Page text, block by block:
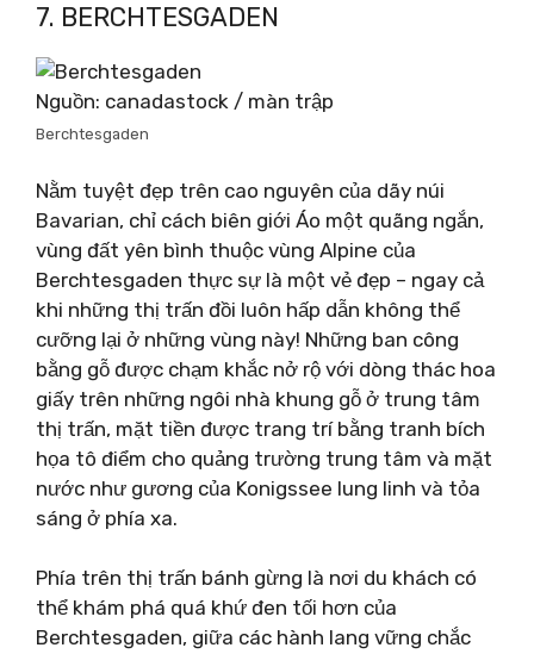
7. BERCHTESGADEN
Nguồn: canadastock / màn trập
Berchtesgaden
Nằm tuyệt đẹp trên cao nguyên của dãy núi
Bavarian, chỉ cách biên giới Áo một quãng ngắn,
vùng đất yên bình thuộc vùng Alpine của
Berchtesgaden thực sự là một vẻ đẹp – ngay cả
khi những thị trấn đồi luôn hấp dẫn không thể
cưỡng lại ở những vùng này! Những ban công
bằng gỗ được chạm khắc nở rộ với dòng thác hoa
giấy trên những ngôi nhà khung gỗ ở trung tâm
thị trấn, mặt tiền được trang trí bằng tranh bích
họa tô điểm cho quảng trường trung tâm và mặt
nước như gương của Konigssee lung linh và tỏa
sáng ở phía xa.
Phía trên thị trấn bánh gừng là nơi du khách có
thể khám phá quá khứ đen tối hơn của
Berchtesgaden, giữa các hành lang vững chắc